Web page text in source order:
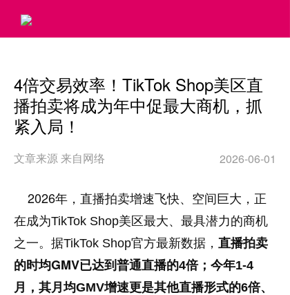
4倍交易效率！TikTok Shop美区直
播拍卖将成为年中促最大商机，抓
紧入局！
文章来源 来自网络 2026-06-01
2026年，直播拍卖增速飞快、空间巨大，正
在成为TikTok Shop美区最大、最具潜力的商机
之一。据TikTok Shop官方最新数据， 直播拍卖
的时均GMV已达到普通直播的4倍；今年1-4
月，其月均GMV增速更是其他直播形式的6倍、